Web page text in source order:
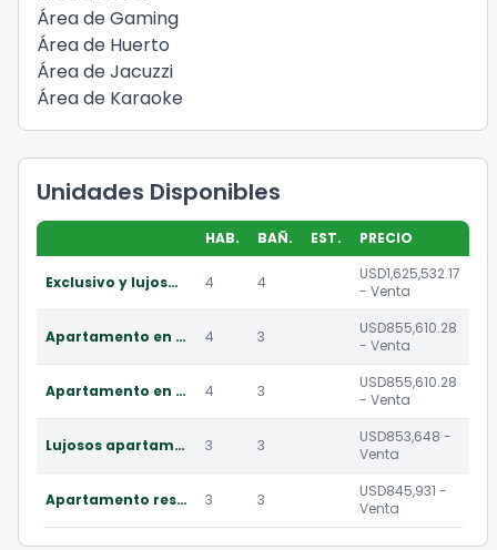
Área de Gaming
Área de Huerto
Área de Jacuzzi
Área de Karaoke
Unidades Disponibles
HAB. BAÑ. EST. PRECIO
Exclusivo y lujoso apartamento en venta zona 16 cayalá 4 4
USD1,625,532.17
- Venta
Apartamento en venta zona 16 cayalá 4 3
USD855,610.28
- Venta
Apartamento en venta zona 16 cayalá 4 3
USD855,610.28
- Venta
Lujosos apartamentos en venta zona 16 cayalá 3 3
USD853,648 -
Venta
Apartamento residencial en venta en cayalá guatemala 3 3
USD845,931 -
Venta